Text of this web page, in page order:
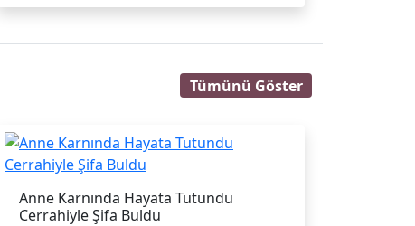
Tümünü Göster
Anne Karnında Hayata Tutundu
Cerrahiyle Şifa Buldu